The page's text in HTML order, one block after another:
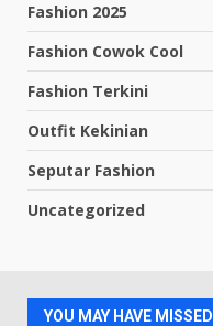
Fashion 2025
Fashion Cowok Cool
Fashion Terkini
Outfit Kekinian
Seputar Fashion
Uncategorized
YOU MAY HAVE MISSED